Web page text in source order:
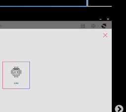
мікросхеми ШІМ